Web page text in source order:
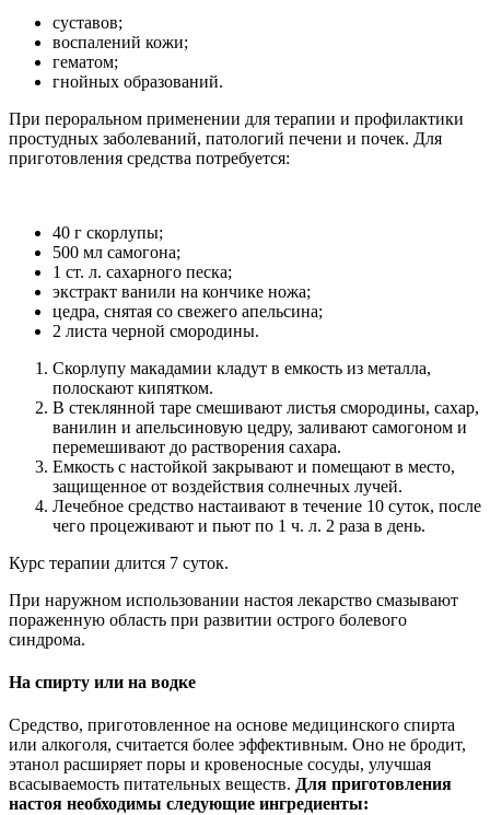
суставов;
воспалений кожи;
гематом;
гнойных образований.
При пероральном применении для терапии и профилактики
простудных заболеваний, патологий печени и почек. Для
приготовления средства потребуется:
40 г скорлупы;
500 мл самогона;
1 ст. л. сахарного песка;
экстракт ванили на кончике ножа;
цедра, снятая со свежего апельсина;
2 листа черной смородины.
Скорлупу макадамии кладут в емкость из металла,
полоскают кипятком.
В стеклянной таре смешивают листья смородины, сахар,
ванилин и апельсиновую цедру, заливают самогоном и
перемешивают до растворения сахара.
Емкость с настойкой закрывают и помещают в место,
защищенное от воздействия солнечных лучей.
Лечебное средство настаивают в течение 10 суток, после
чего процеживают и пьют по 1 ч. л. 2 раза в день.
Курс терапии длится 7 суток.
При наружном использовании настоя лекарство смазывают
пораженную область при развитии острого болевого
синдрома.
На спирту или на водке
Средство, приготовленное на основе медицинского спирта
или алкоголя, считается более эффективным. Оно не бродит,
этанол расширяет поры и кровеносные сосуды, улучшая
всасываемость питательных веществ. Для приготовления
настоя необходимы следующие ингредиенты: